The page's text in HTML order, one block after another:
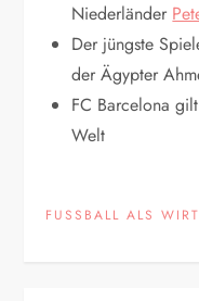
Niederländer
Der jüngste
der Ägypter
FC Barcelona
Welt
FUSSBALL ALS